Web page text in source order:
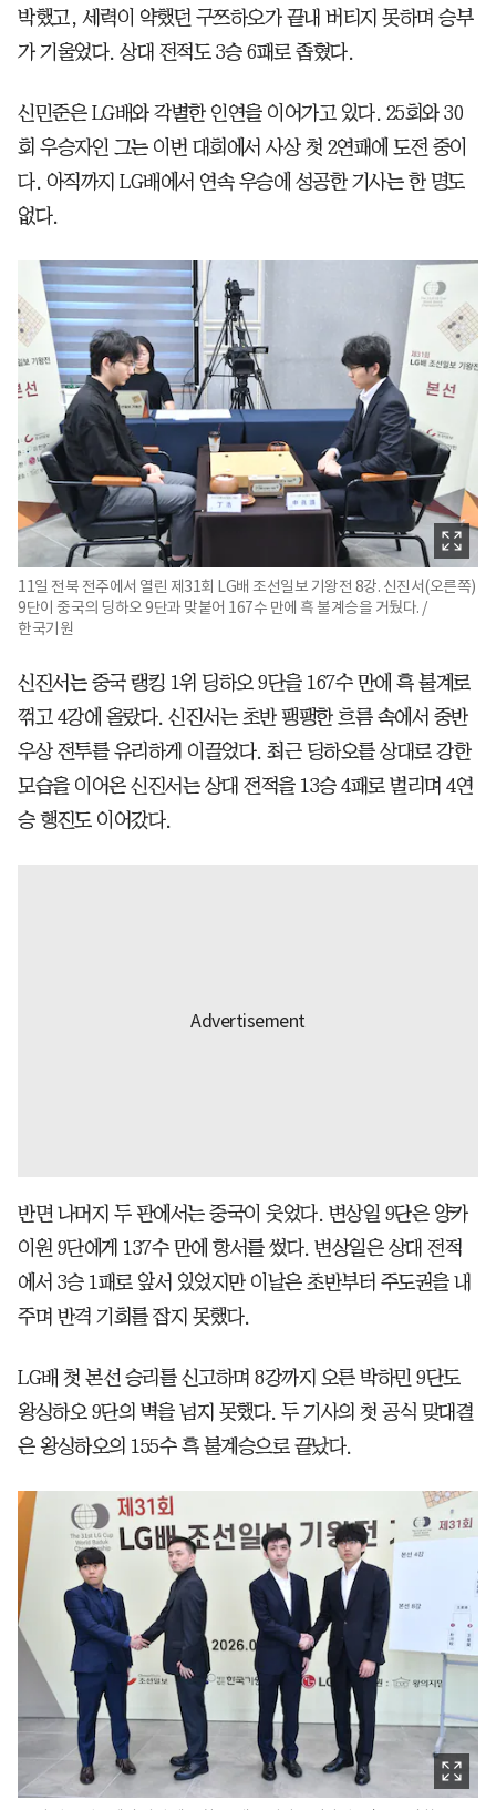
박했고, 세력이 약했던 구쯔하오가 끝내 버티지 못하며 승부
가 기울었다. 상대 전적도 3승 6패로 좁혔다.
신민준은 LG배와 각별한 인연을 이어가고 있다. 25회와 30
회 우승자인 그는 이번 대회에서 사상 첫 2연패에 도전 중이
다. 아직까지 LG배에서 연속 우승에 성공한 기사는 한 명도
없다.
11일 전북 전주에서 열린 제31회 LG배 조선일보 기왕전 8강. 신진서(오른쪽)
9단이 중국의 딩하오 9단과 맞붙어 167수 만에 흑 불계승을 거뒀다. /
한국기원
신진서는 중국 랭킹 1위 딩하오 9단을 167수 만에 흑 불계로
꺾고 4강에 올랐다. 신진서는 초반 팽팽한 흐름 속에서 중반
우상 전투를 유리하게 이끌었다. 최근 딩하오를 상대로 강한
모습을 이어온 신진서는 상대 전적을 13승 4패로 벌리며 4연
승 행진도 이어갔다.
반면 나머지 두 판에서는 중국이 웃었다. 변상일 9단은 양카
이원 9단에게 137수 만에 항서를 썼다. 변상일은 상대 전적
에서 3승 1패로 앞서 있었지만 이날은 초반부터 주도권을 내
주며 반격 기회를 잡지 못했다.
LG배 첫 본선 승리를 신고하며 8강까지 오른 박하민 9단도
왕싱하오 9단의 벽을 넘지 못했다. 두 기사의 첫 공식 맞대결
은 왕싱하오의 155수 흑 불계승으로 끝났다.